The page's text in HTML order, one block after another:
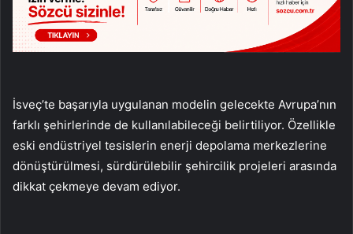
İsveç’te başarıyla uygulanan modelin gelecekte Avrupa’nın
farklı şehirlerinde de kullanılabileceği belirtiliyor. Özellikle
eski endüstriyel tesislerin enerji depolama merkezlerine
dönüştürülmesi, sürdürülebilir şehircilik projeleri arasında
dikkat çekmeye devam ediyor.